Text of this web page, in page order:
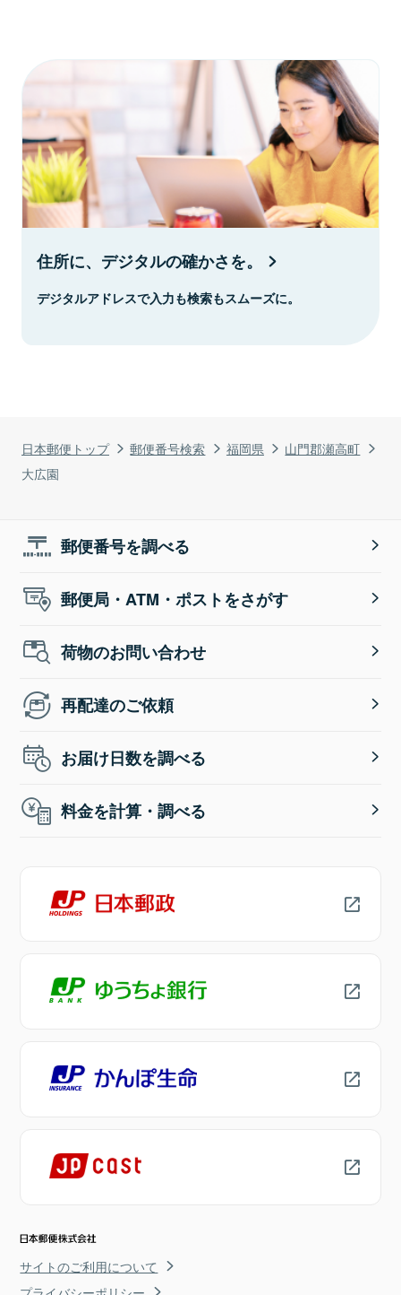
日本郵便トップ 郵便番号検索 福岡県
山門郡瀬高町
大広園
住所に、デジタルの確かさを。
デジタルアドレスで入力も検索もスムーズに。
郵便番号を調べる
郵便局・ATM・ポストをさがす
荷物のお問い合わせ
再配達のご依頼
お届け日数を調べる
料金を計算・調べる
サイトのご利用について